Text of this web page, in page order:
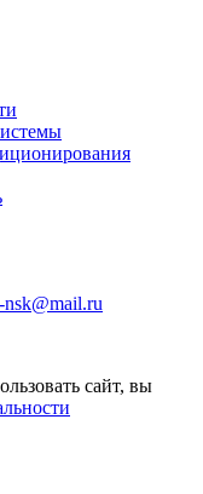
nsk@mail.ru
сайт, вы